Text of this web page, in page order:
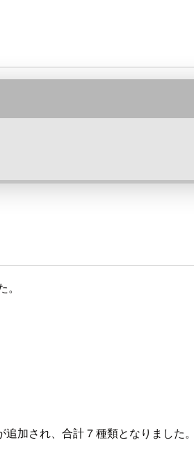
加され、合計 7 種類となりました